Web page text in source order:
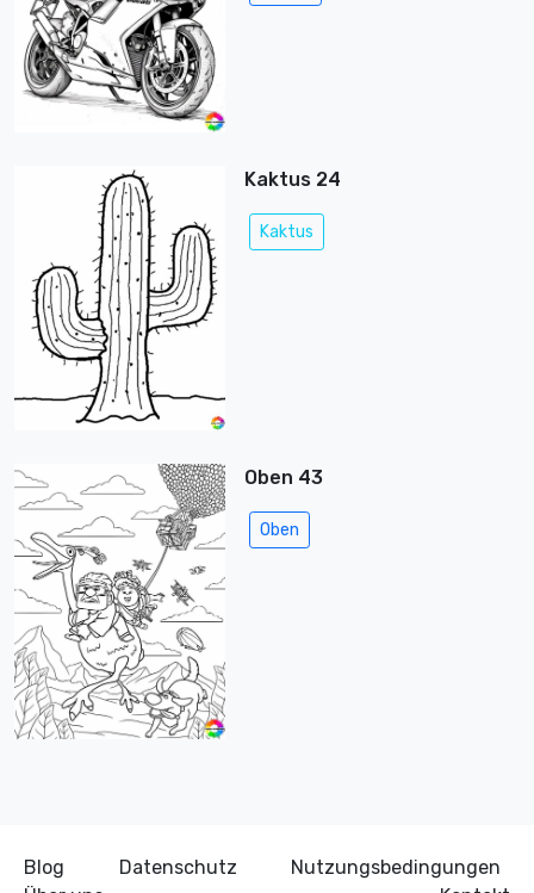
Kaktus 24
Kaktus
Oben 43
Oben
Blog Datenschutz
Nutzungsbedingungen